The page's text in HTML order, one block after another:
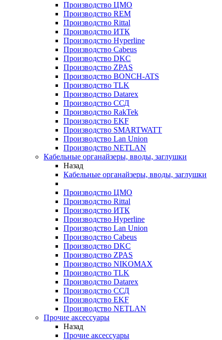
Производство ЦМО
Производство REM
Производство Rittal
Производство ИТК
Производство Hyperline
Производство Cabeus
Производство DKC
Производство ZPAS
Производство BONCH-ATS
Производство TLK
Производство Datarex
Производство ССД
Производство RakTek
Производство EKF
Производство SMARTWATT
Производство Lan Union
Производство NETLAN
Кабельные органайзеры, вводы, заглушки
Назад
Кабельные органайзеры, вводы, заглушки
Производство ЦМО
Производство Rittal
Производство ИТК
Производство Hyperline
Производство Lan Union
Производство Cabeus
Производство DKC
Производство ZPAS
Производство NIKOMAX
Производство TLK
Производство Datarex
Производство ССД
Производство EKF
Производство NETLAN
Прочие аксеcсуары
Назад
Прочие аксеcсуары